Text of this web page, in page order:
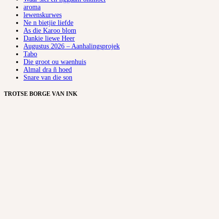
aroma
lewenskurwes
Ne n bietjie liefde
As die Karoo blom
Dankie liewe Heer
Augustus 2026 – Aanhalingsprojek
Tabo
Die groot ou waenhuis
Almal dra ñ hoed
Snare van die son
TROTSE BORGE VAN INK